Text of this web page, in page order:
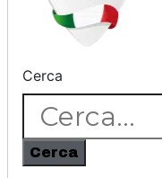
Cerca
Cerca